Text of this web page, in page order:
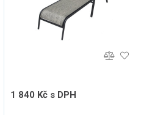
1 840 Kč s DPH